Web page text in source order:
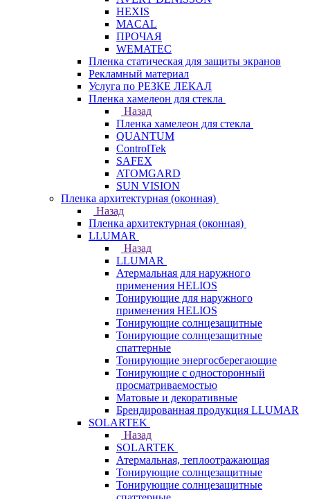
HEXIS
MACAL
ПРОЧАЯ
WEMATEC
Пленка статическая для защиты экранов
Рекламный материал
Услуга по РЕЗКЕ ЛЕКАЛ
Пленка хамелеон для стекла
Назад
Пленка хамелеон для стекла
QUANTUM
ControlTek
SAFEX
ATOMGARD
SUN VISION
Пленка архитектурная (оконная)
Назад
Пленка архитектурная (оконная)
LLUMAR
Назад
LLUMAR
Атермальная для наружного
применения HELIOS
Тонирующие для наружного
применения HELIOS
Тонирующие солнцезащитные
Тонирующие солнцезащитные
спаттерные
Тонирующие энергосберегающие
Тонирующие с односторонный
просматриваемостью
Матовые и декоративные
Брендированная продукция LLUMAR
SOLARTEK
Назад
SOLARTEK
Атермальная, теплоотражающая
Тонирующие солнцезащитные
Тонирующие солнцезащитные